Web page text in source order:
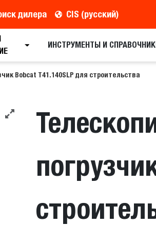
дилера CIS (русский)
ИНСТРУМЕНТЫ И
Bobcat T41.140SLP для строительства
Запрос брошюры